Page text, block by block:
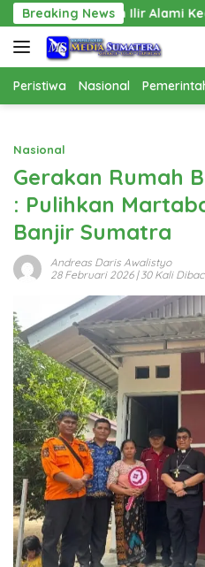
Langsung
ke
konten
Breaking News
Alami Kecelakaan Tunggal
Peristiwa Nasional
Nasional
Gerakan Rumah
: Pulihkan
Banjir Sumatra
Andreas Daris Awalistyo
28 Februari 2026| 30 Kali